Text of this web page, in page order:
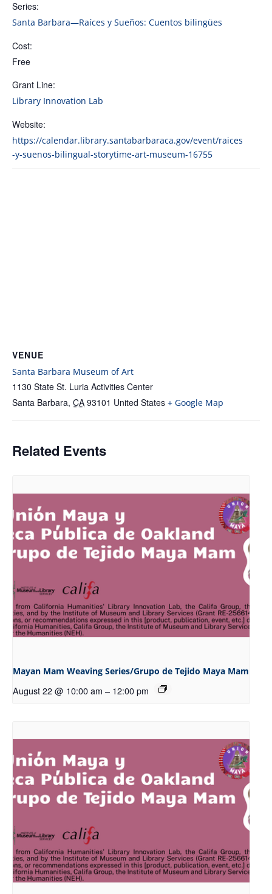
Series:
Santa Barbara—Raíces y Sueños: Cuentos bilingües
Cost:
Free
Grant Line:
Library Innovation Lab
Website:
https://calendar.library.santabarbaraca.gov/event/raices
-y-suenos-bilingual-storytime-art-museum-16755
VENUE
Santa Barbara Museum of Art
1130 State St. Luria Activities Center
Santa Barbara, CA 93101 United States + Google Map
Related Events
Mayan Mam Weaving Series/Grupo de Tejido Maya Mam
August 22 @ 10:00 am – 12:00 pm